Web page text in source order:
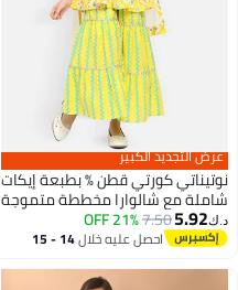
عرض التجديد الكبير
نوتيناتي كورتي قطن % بطبعة إيكات
شاملة مع شالوارا مخططة متموجة
ودوباتا شبكية للبنات
د.ك‏5.92
7.50
21% OFF
احصل عليه خلال 14 - 15